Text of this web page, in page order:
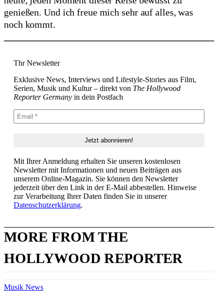
genießen. Und ich freue mich sehr auf alles, was
noch kommt.
Thr Newsletter
Exklusive News, Interviews und Lifestyle-Stories aus Film,
Serien, Musik und Kultur – direkt von The Hollywood
Reporter Germany in dein Postfach
Mit Ihrer Anmeldung erhalten Sie unseren kostenlosen
Newsletter mit Informationen und neuen Beiträgen aus
unserem Online-Magazin. Sie können den Newsletter
jederzeit über den Link in der E-Mail abbestellen. Hinweise
zur Verarbeitung Ihrer Daten finden Sie in unserer
Datenschutzerklärung.
MORE FROM THE
HOLLYWOOD REPORTER
Musik News